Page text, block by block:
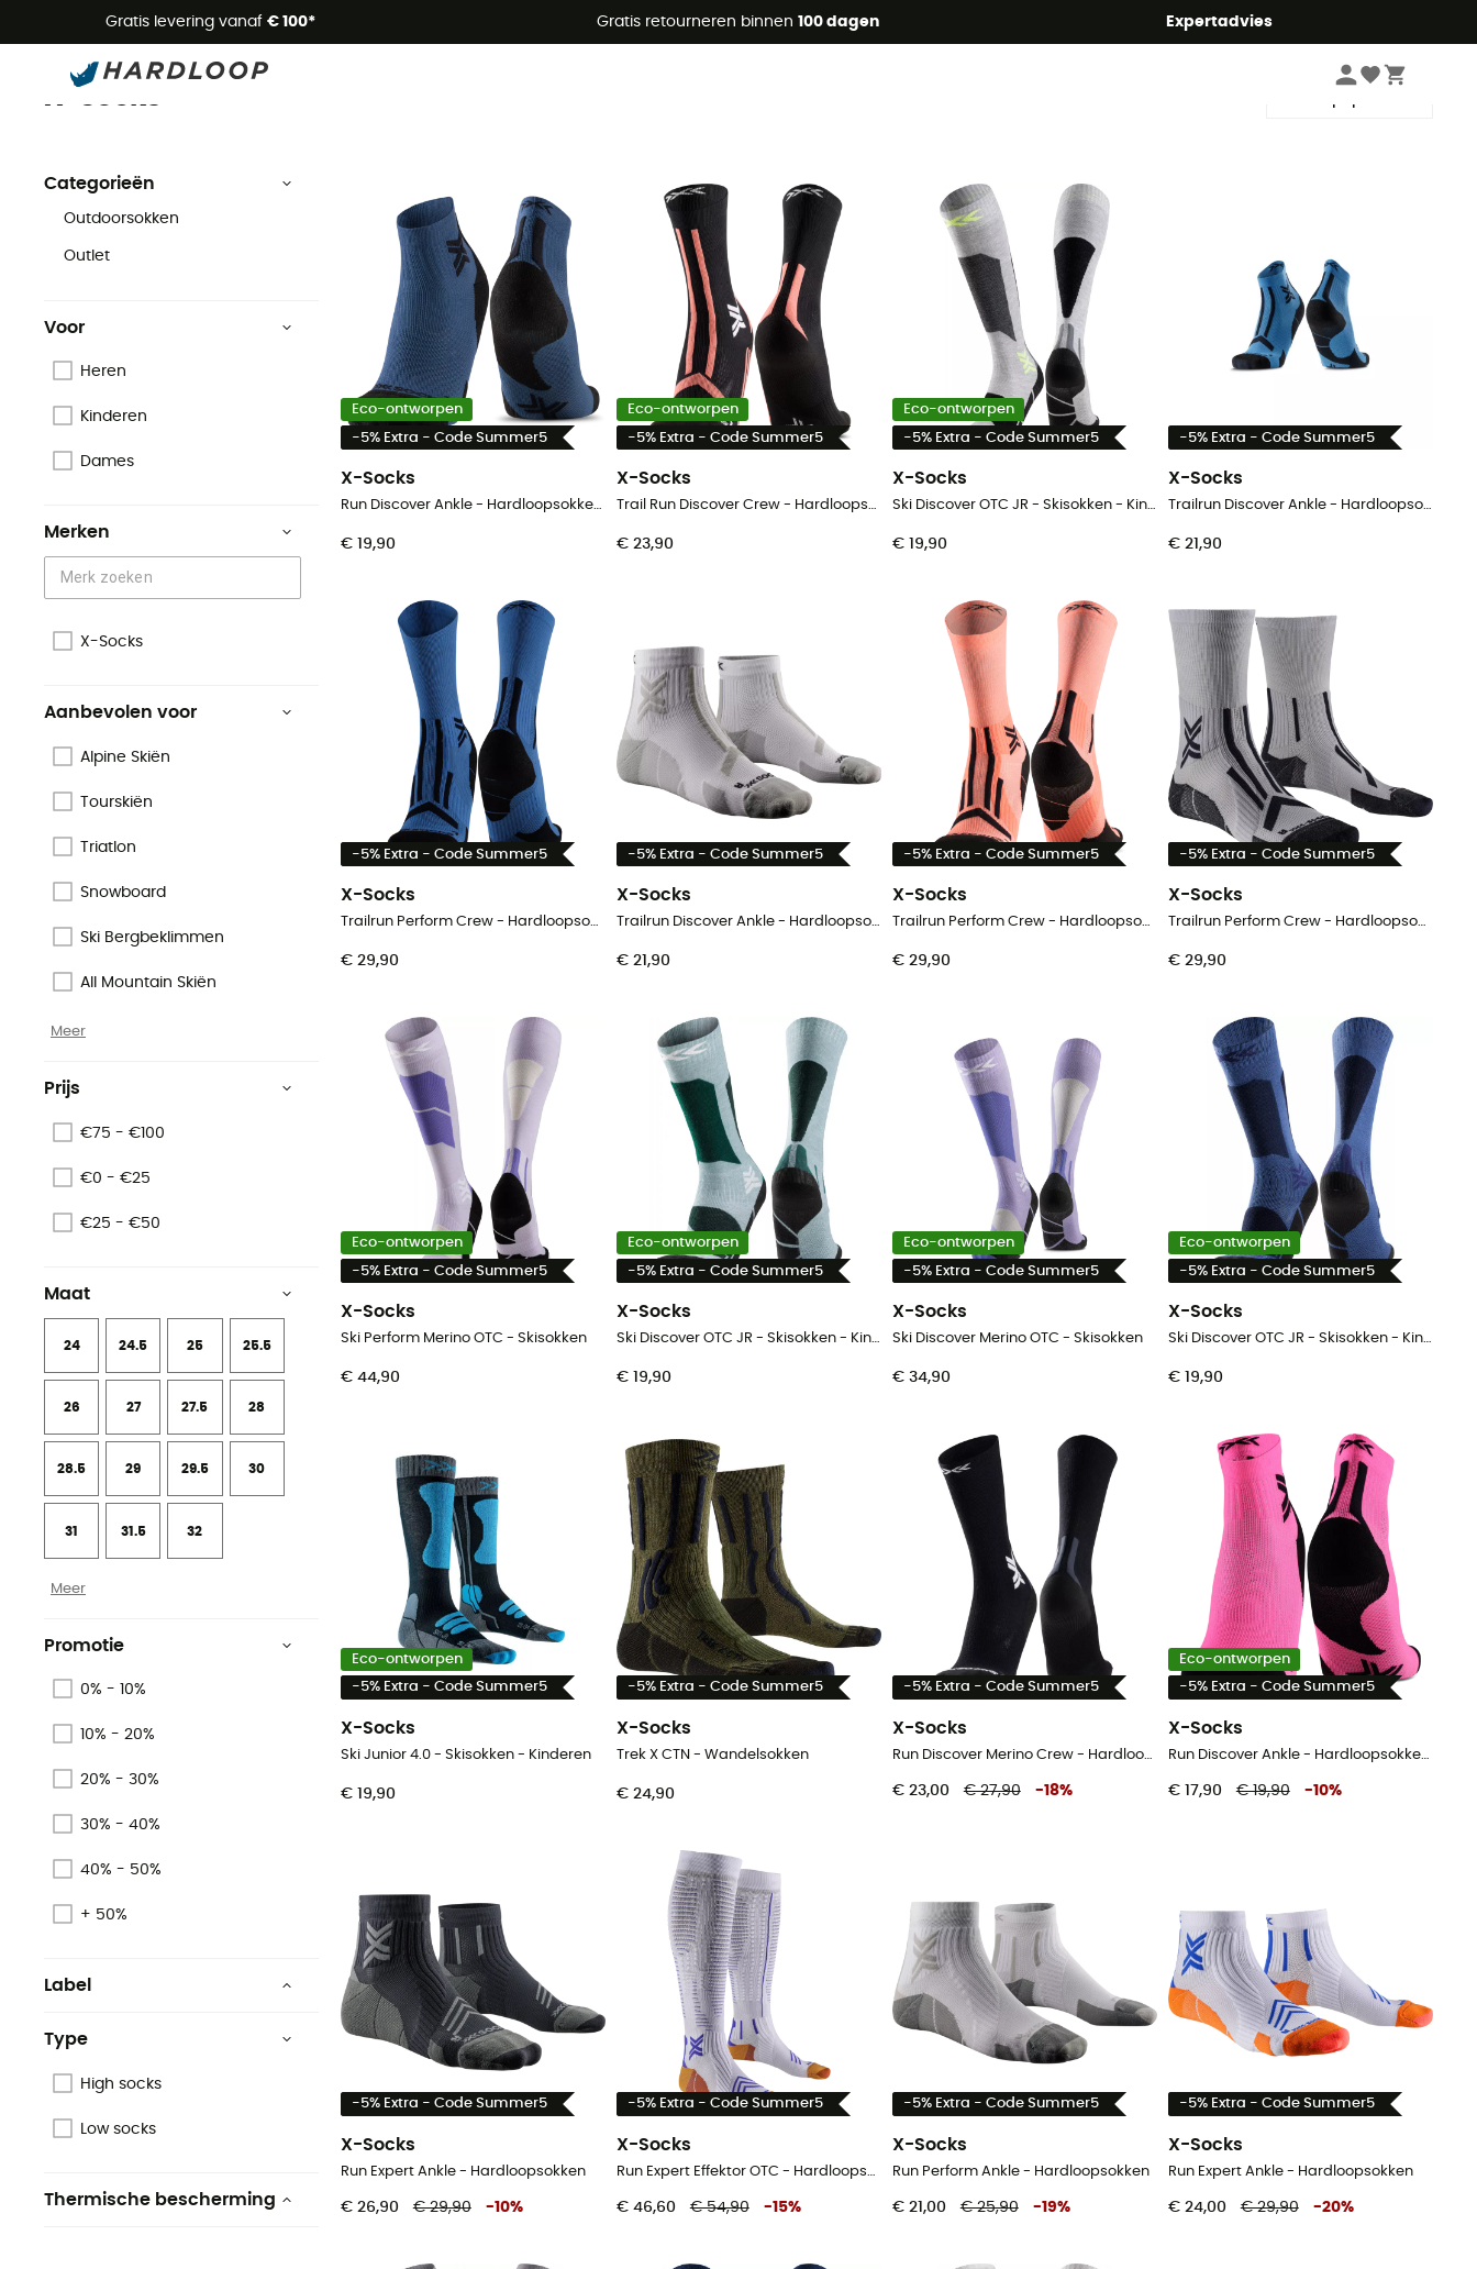
Gratis levering vanaf € 100* Gratis retourneren binnen 100 dagen Expertadvies
Zomeraanbiedingen 🔥 -5% EXTRA vanaf 2 producten* met code Summer5
Merken X-Socks
X-Socks
Categorieën
Outdoorsokken
Outlet
Voor
Heren
Kinderen
Dames
Merken
X-Socks
Aanbevolen voor
Alpine Skiën
Tourskiën
Triatlon
Snowboard
Ski Bergbeklimmen
All Mountain Skiën
Meer
Prijs
€75 - €100
€0 - €25
€25 - €50
Maat
24 24.5 25 25.5
26 27 27.5 28
28.5 29 29.5 30
31 31.5 32
Meer
Promotie
0% - 10%
10% - 20%
20% - 30%
30% - 40%
40% - 50%
+ 50%
Label
Garantie
Type
High socks
Low socks
Thermische bescherming
Eco-ontworpen
-5% Extra - Code Summer5
X-Socks
Run Discover Ankle - Hardloopsokken - Dames
€ 19,90
Eco-ontworpen
-5% Extra - Code Summer5
X-Socks
Trail Run Discover Crew - Hardloopsokken - Dames
€ 23,90
Eco-ontworpen
-5% Extra - Code Summer5
X-Socks
Ski Discover OTC JR - Skisokken - Kinderen
€ 19,90
-5% Extra - Code Summer5
X-Socks
Trailrun Discover Ankle - Hardloopsokken
€ 21,90
-5% Extra - Code Summer5
X-Socks
Trailrun Perform Crew - Hardloopsokken
€ 29,90
-5% Extra - Code Summer5
X-Socks
Trailrun Discover Ankle - Hardloopsokken
€ 21,90
-5% Extra - Code Summer5
X-Socks
Trailrun Perform Crew - Hardloopsokken
€ 29,90
-5% Extra - Code Summer5
X-Socks
Trailrun Perform Crew - Hardloopsokken
€ 29,90
Eco-ontworpen
-5% Extra - Code Summer5
X-Socks
Ski Perform Merino OTC - Skisokken
€ 44,90
Eco-ontworpen
-5% Extra - Code Summer5
X-Socks
Ski Discover OTC JR - Skisokken - Kinderen
€ 19,90
Eco-ontworpen
-5% Extra - Code Summer5
X-Socks
Ski Discover Merino OTC - Skisokken
€ 34,90
Eco-ontworpen
-5% Extra - Code Summer5
X-Socks
Ski Discover OTC JR - Skisokken - Kinderen
€ 19,90
Eco-ontworpen
-5% Extra - Code Summer5
X-Socks
Ski Junior 4.0 - Skisokken - Kinderen
€ 19,90
-5% Extra - Code Summer5
X-Socks
Trek X CTN - Wandelsokken
€ 24,90
-5% Extra - Code Summer5
X-Socks
Run Discover Merino Crew - Hardloopsokken
€ 23,00 € 27,90 -18%
Eco-ontworpen
-5% Extra - Code Summer5
X-Socks
Run Discover Ankle - Hardloopsokken - Dames
€ 17,90 € 19,90 -10%
-5% Extra - Code Summer5
X-Socks
Run Expert Ankle - Hardloopsokken
€ 26,90 € 29,90 -10%
-5% Extra - Code Summer5
X-Socks
Run Expert Effektor OTC - Hardloopsokken
€ 46,60 € 54,90 -15%
-5% Extra - Code Summer5
X-Socks
Run Perform Ankle - Hardloopsokken
€ 21,00 € 25,90 -19%
-5% Extra - Code Summer5
X-Socks
Run Expert Ankle - Hardloopsokken
€ 24,00 € 29,90 -20%